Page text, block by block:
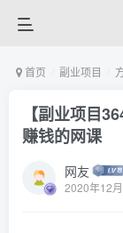
首页 副业项目
【副业项目
赚钱的网课
网友
2020年12